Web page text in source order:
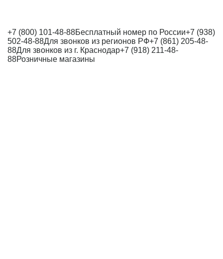
+7 (800) 101-48-88Бесплатный номер по России+7 (938)
502-48-88Для звонков из регионов РФ+7 (861) 205-48-
88Для звонков из г. Краснодар+7 (918) 211-48-
88Розничные магазины